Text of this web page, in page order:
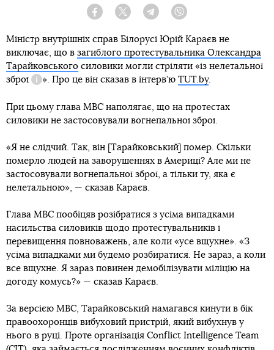
Facebook Twitter Telegram
Міністр внутрішніх справ Білорусі Юрій Караєв не
виключає, що в загиблого протестувальника Олександра
Тарайковського силовики могли стріляти «із нелетальної
зброї
Довідка
». Про це він сказав в інтерв’ю TUT.by.
При цьому глава МВС наполягає, що на протестах
силовики не застосовували вогнепальної зброї.
«Я не слідчий. Так, він [Тарайковський] помер. Скільки
померло людей на заворушеннях в Америці? Але ми не
застосовували вогнепальної зброї, а тільки ту, яка є
нелетальною», — сказав Караєв.
Глава МВС пообіцяв розібратися з усіма випадками
насильства силовиків щодо протестувальників і
перевищення повноважень, але коли «усе вщухне». «З
усіма випадками ми будемо розбиратися. Не зараз, а коли
все вщухне. Я зараз повинен демобілізувати міліцію на
догоду комусь?» — сказав Караєв.
За версією МВС, Тарайковський намагався кинути в бік
правоохоронців вибуховий пристрій, який вибухнув у
нього в руці. Проте організація Conflict Intelligence Team